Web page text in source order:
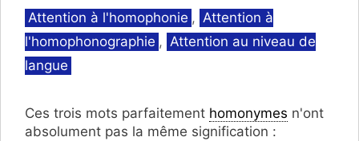
Catégories
Attention à l'homophonie , Attention à
l'homophonographie , Attention au niveau de
langue
Ces trois mots parfaitement homonymes n'ont
absolument pas la même signification :